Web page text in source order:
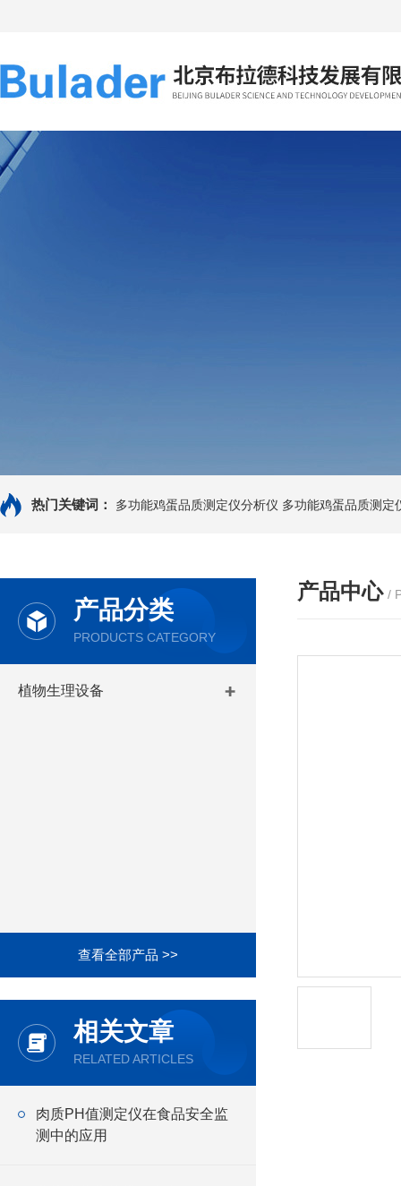
热门关键词： 多功能鸡蛋品质测定仪分析仪 多功能鸡蛋品质测定
产品分类
PRODUCTS CATEGORY
植物生理设备
查看全部产品 >>
相关文章
RELATED ARTICLES
肉质PH值测定仪在食品安全监
测中的应用
产品中心 /